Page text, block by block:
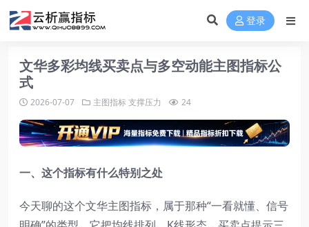
登录
文华多彩均线买卖点与多空动能主图指标公
式
2026-07-07 主图指标 支撑压力 24
一、这个指标有什么特别之处
今天聊的这个文华主图指标，属于那种“一看就懂、信号